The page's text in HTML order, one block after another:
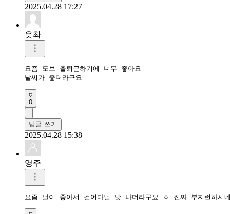
2025.04.28 17:27
읏촤
요즘 도보 출퇴근하기에 너무 좋아요
날씨가 좋더라구요
0
답글 쓰기
2025.04.28 15:38
영주
요즘 날이 좋아서 걸어다닐 맛 나더라구요 ㅎ 진짜 부지런하시